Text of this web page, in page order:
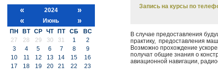
« 2024
»
«
Июнь »
ПН ВТ СР ЧТ ПТ СБ
ВС
27
28 29 30 31 1
2
3
4 5 6 7 8
9
10
11 12 13 14 15
16
17
18 19 20 21 22
23
Запись на курсы по
В случае предоставления
практику, предоставления
Возможно прохождение
получат общие знания о
авиационной навигации,